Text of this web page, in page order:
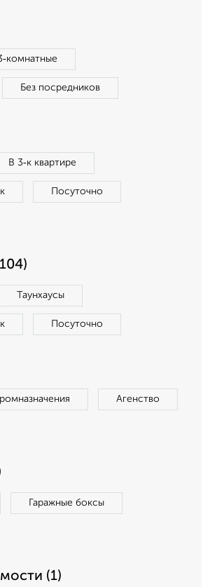
Без посредников
В 3‑к квартире
Посуточно
Таунхаусы
Посуточно
Агенство
Гаражные боксы
(1)